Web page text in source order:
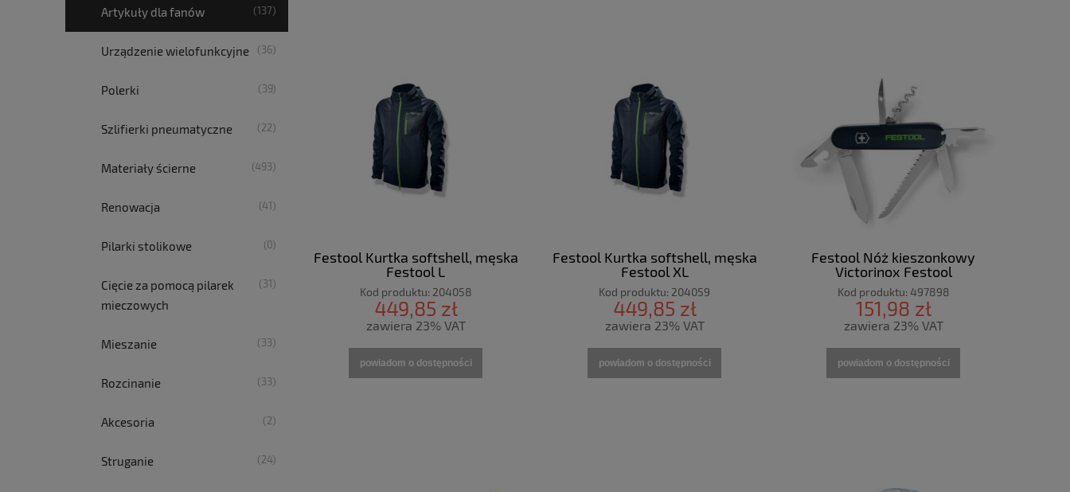
Artykuły dla fanów (137)
Urządzenie wielofunkcyjne (36)
Polerki (39)
Szlifierki pneumatyczne (22)
Materiały ścierne (493)
Renowacja (41)
Pilarki stolikowe (0)
Cięcie za pomocą pilarek
mieczowych
(31)
Mieszanie (33)
Rozcinanie (33)
Akcesoria (2)
Struganie (24)
Festool Kurtka softshell, męska
Festool L
Kod produktu: 204058
449,85 zł
zawiera 23% VAT
powiadom o dostępności
Festool Kurtka softshell, męska
Festool XL
Kod produktu: 204059
449,85 zł
zawiera 23% VAT
powiadom o dostępności
Festool Nóż kieszonkowy
Victorinox Festool
Kod produktu: 497898
151,98 zł
zawiera 23% VAT
powiadom o dostępności